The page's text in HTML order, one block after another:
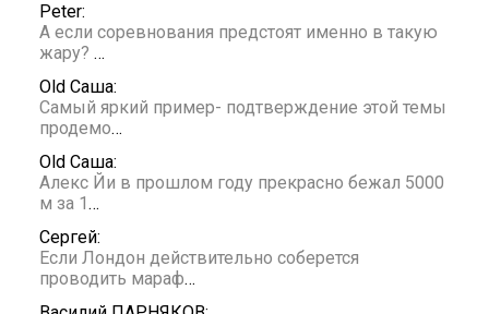
Peter:
А если соревнования предстоят именно в такую
жару? …
Old Саша:
Самый яркий пример- подтверждение этой темы
продемо…
Old Саша:
Алекс Йи в прошлом году прекрасно бежал 5000
м за 1…
Сергей:
Если Лондон действительно соберется
проводить мараф…